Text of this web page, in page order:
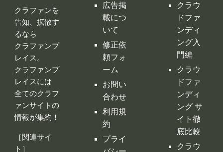
クラファンを
告知、拡散す
るなら
クラファンプ
レイス。
クラファンプ
レイスには
全てのクラフ
ァンサイトの
情報が集約！
［関連サイ
ト］
広告掲
載につ
いて
修正依
頼フォ
ーム
お問い
合わせ
利用規
約
プライ
クラウ
ドファ
ンディ
ング入
門編
クラウ
ドファ
ンディ
ング サ
イト徹
底比較
クラウ